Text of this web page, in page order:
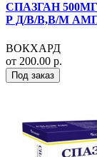
СПАЗГАН
Р Д/В/В,В/М
ВОКХАРД
от 200.00 р.
Под заказ